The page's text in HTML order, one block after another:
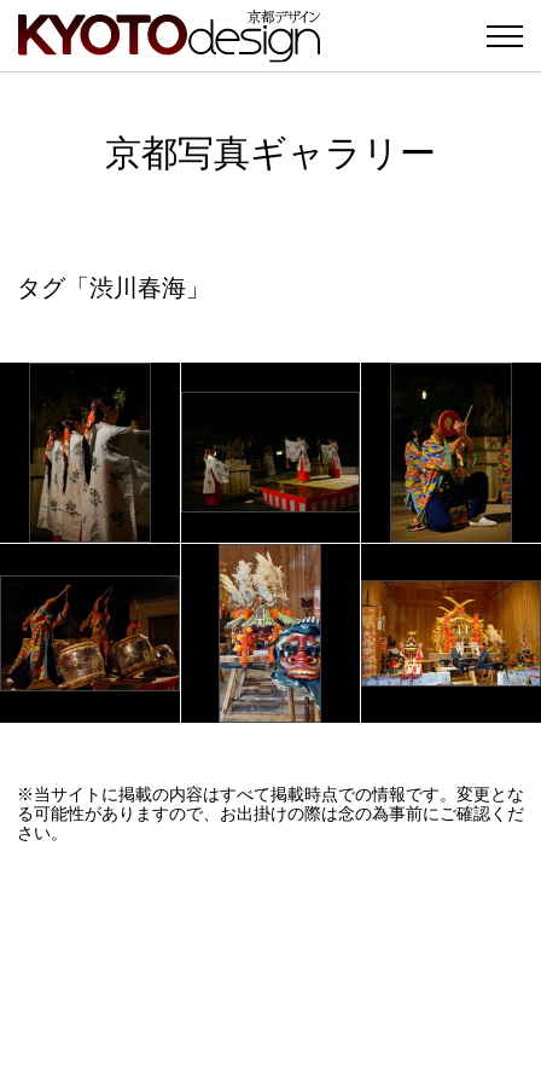
京都写真ギャラリー
タグ「渋川春海」
※当サイトに掲載の内容はすべて掲載時点での情報です。変更とな
る可能性がありますので、お出掛けの際は念の為事前にご確認くだ
さい。